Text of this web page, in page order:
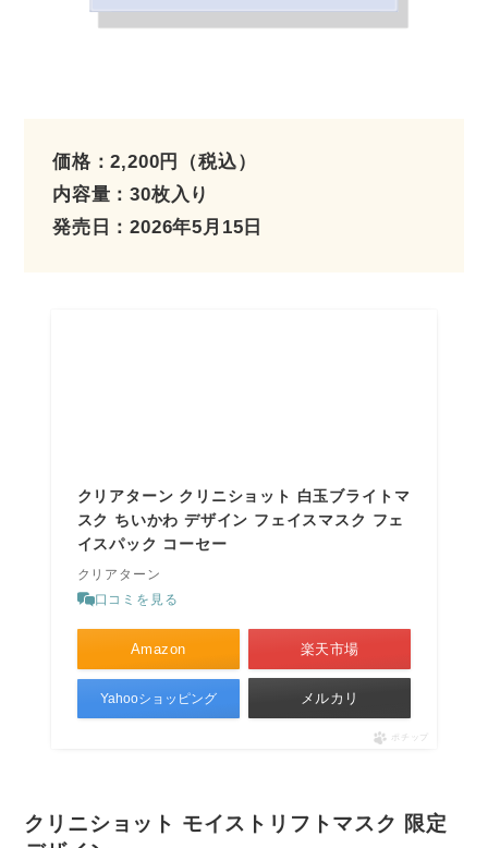
価格：2,200円（税込）
内容量：30枚入り
発売日：2026年5月15日
クリアターン クリニショット 白玉ブライトマ
スク ちいかわ デザイン フェイスマスク フェ
イスパック コーセー
クリアターン
口コミを見る
Amazon 楽天市場
Yahooショッピング メルカリ
ポチップ
クリニショット モイストリフトマスク 限定